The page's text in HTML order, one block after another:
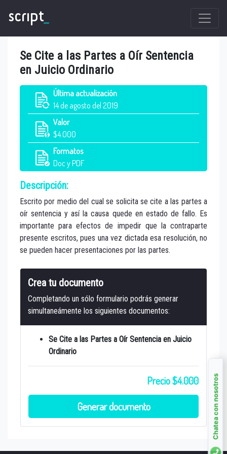
script
Se Cite a las Partes a Oír Sentencia
en Juicio Ordinario
Última actualización
14 de agosto del 2019
Valor
$4.000
Formatos
Doc y PDF
Descripción:
Escrito por medio del cual se solicita se cite a las partes a
oír sentencia y así la causa quede en estado de fallo. Es
importante para efectos de impedir que la contraparte
presente escritos, pues una vez dictada esa resolución, no
se pueden hacer presentaciones por las partes.
Crea tu documento
Completando un sólo formulario podrás generar
simultaneámente los siguientes documentos:
Se Cite a las Partes a Oír Sentencia en Juicio
Ordinario
Precio $4.000
Generar documento
Chatea con nosotros